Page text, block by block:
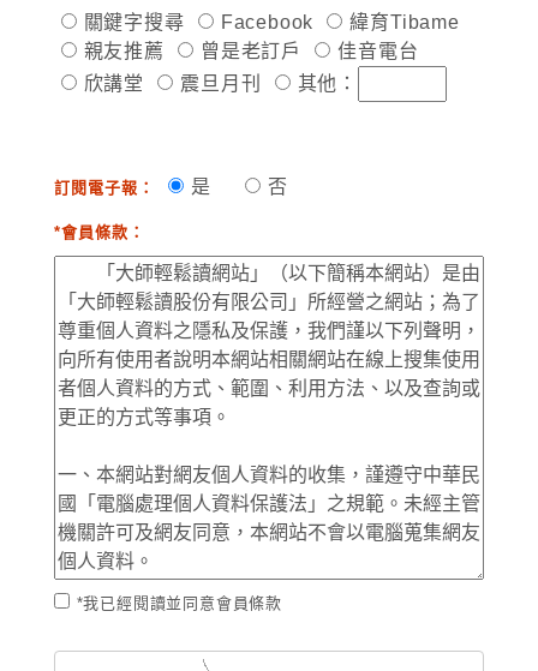
關鍵字搜尋 Facebook
緯育Tibame
親友推薦
曾是老訂戶
佳音電台
欣講堂
震旦月刊 其他：
訂閱電子報： 是 否
*會員條款：
*我已經閱讀並同意會員條款